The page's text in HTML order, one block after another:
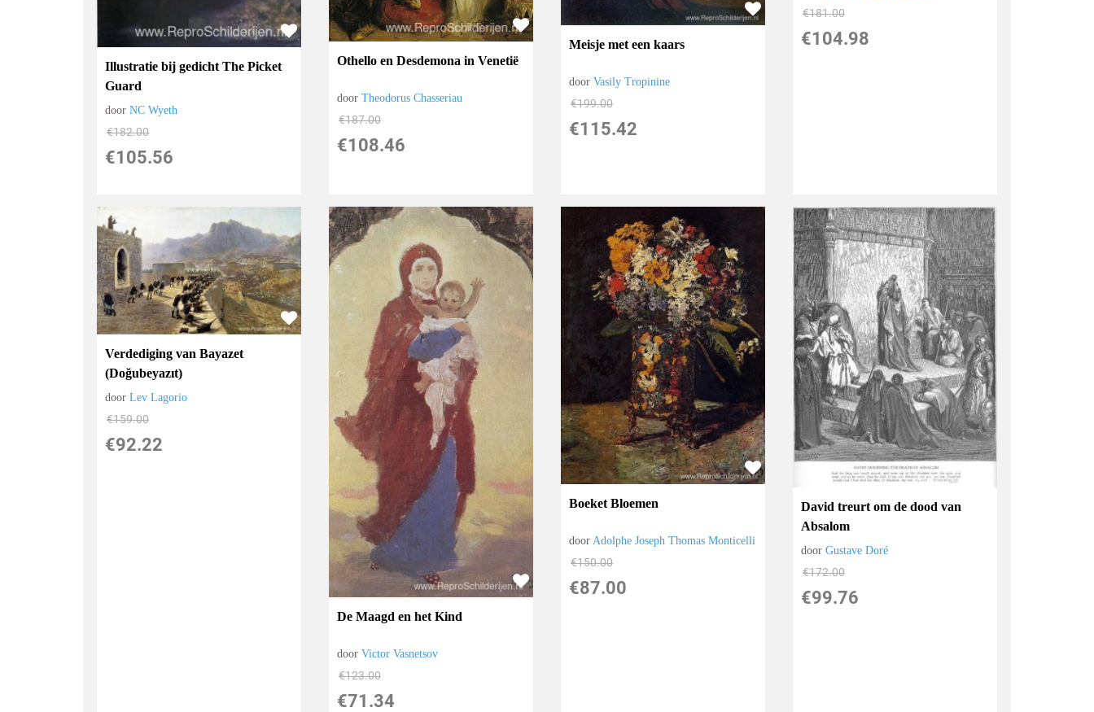
Illustratie bij gedicht The Picket
Guard
doorNC Wyeth
€182.00
€105.56
Othello en Desdemona in Venetië
doorTheodorus Chasseriau
€187.00
€108.46
Meisje met een kaars
doorVasily Tropinine
€199.00
€115.42
€181.00
€104.98
Verdediging van Bayazet
(Doğubeyazıt)
doorLev Lagorio
€159.00
€92.22
De Maagd en het Kind
doorVictor Vasnetsov
€123.00
€71.34
Boeket Bloemen
doorAdolphe Joseph Thomas Monticelli
€150.00
€87.00
David treurt om de dood van
Absalom
doorGustave Doré
€172.00
€99.76